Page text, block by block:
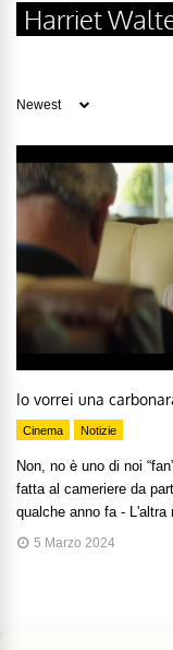
Harriet
Io vorrei una
Cinema Notizie
Non, no è uno di noi
fatta al cameriere da
qualche anno fa -
5 Marzo 2024